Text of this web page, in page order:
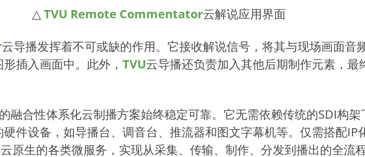
△ TVU Remote Commentator云解说应用界面
云导播发挥着不可或缺的作用。它接收解说信号，将其与现场画面音
插入画面中。此外， TVU云导播还负责加入其他后期制作元素，
的融合性体系化云制播方案始终稳定可靠。它无需依赖传统的SDI构
件设备，如导播台、调音台、推流器和图文字幕机等。仅需搭配IP
原生的各类微服务，实现从采集、传输、制作、分发到播出的全流程